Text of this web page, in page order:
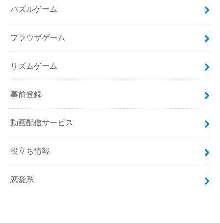
パズルゲーム
ブラウザゲーム
リズムゲーム
事前登録
動画配信サービス
役立ち情報
恋愛系